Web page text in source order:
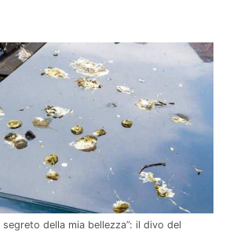
della mia bellezza”: il divo del